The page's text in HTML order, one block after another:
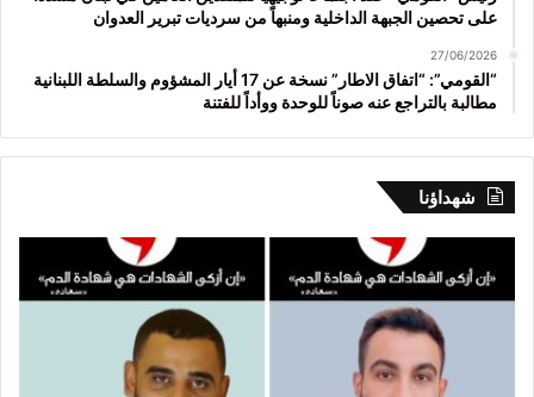
على تحصين الجبهة الداخلية ومنبهاً من سرديات تبرير العدوان
27/06/2026
“القومي”: “اتفاق الاطار” نسخة عن 17 أيار المشؤوم والسلطة اللبنانية
مطالبة بالتراجع عنه صوناً للوحدة ووأداً للفتنة
شهداؤنا